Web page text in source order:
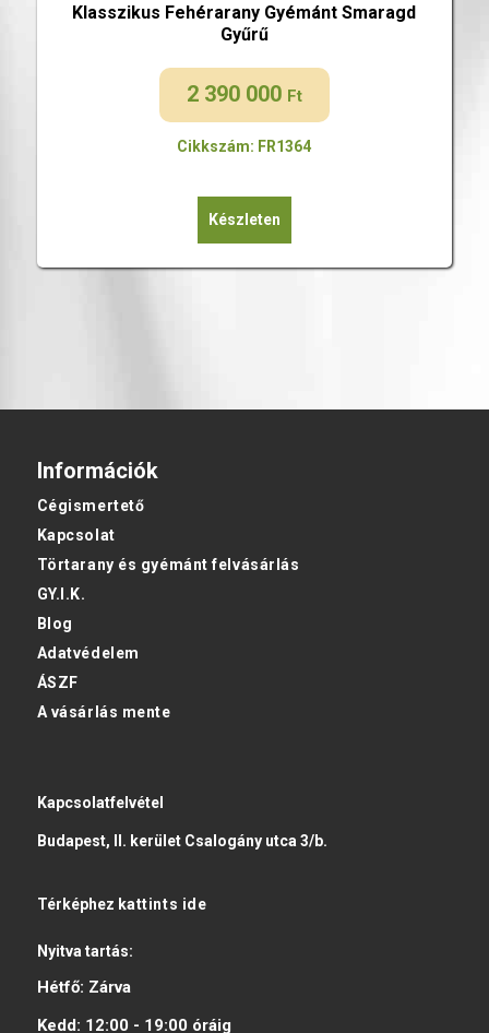
Klasszikus Fehérarany Gyémánt Smaragd
Gyűrű
2 390 000 Ft
Cikkszám: FR1364
Készleten
Információk
Cégismertető
Kapcsolat
Törtarany és gyémánt felvásárlás
GY.I.K.
Blog
Adatvédelem
ÁSZF
A vásárlás mente
Kapcsolatfelvétel
Budapest, II. kerület Csalogány utca 3/b.
Térképhez kattints ide
Nyitva tartás:
Hétfő: Zárva
Kedd: 12:00 - 19:00 óráig